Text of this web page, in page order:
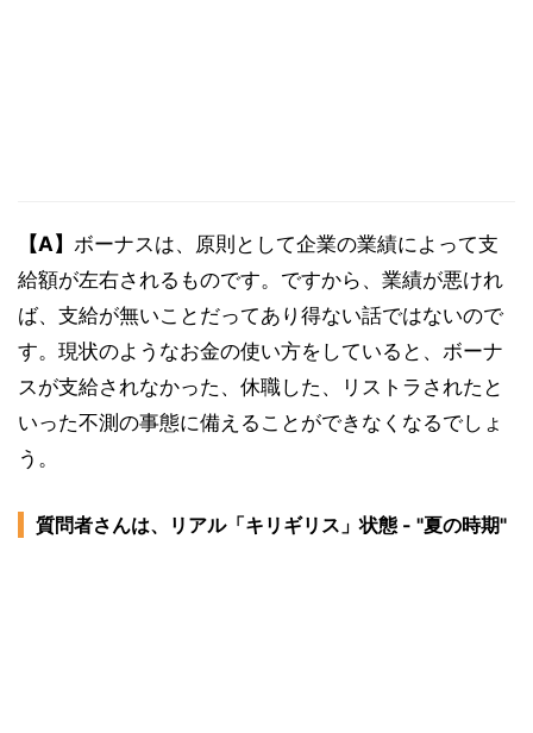
【A】 ボーナスは、原則として企業の業績によって支
給額が左右されるものです。ですから、業績が悪けれ
ば、支給が無いことだってあり得ない話ではないので
す。現状のようなお金の使い方をしていると、ボーナ
スが支給されなかった、休職した、リストラされたと
いった不測の事態に備えることができなくなるでしょ
う。
質問者さんは、リアル「キリギリス」状態 - "夏の時期"